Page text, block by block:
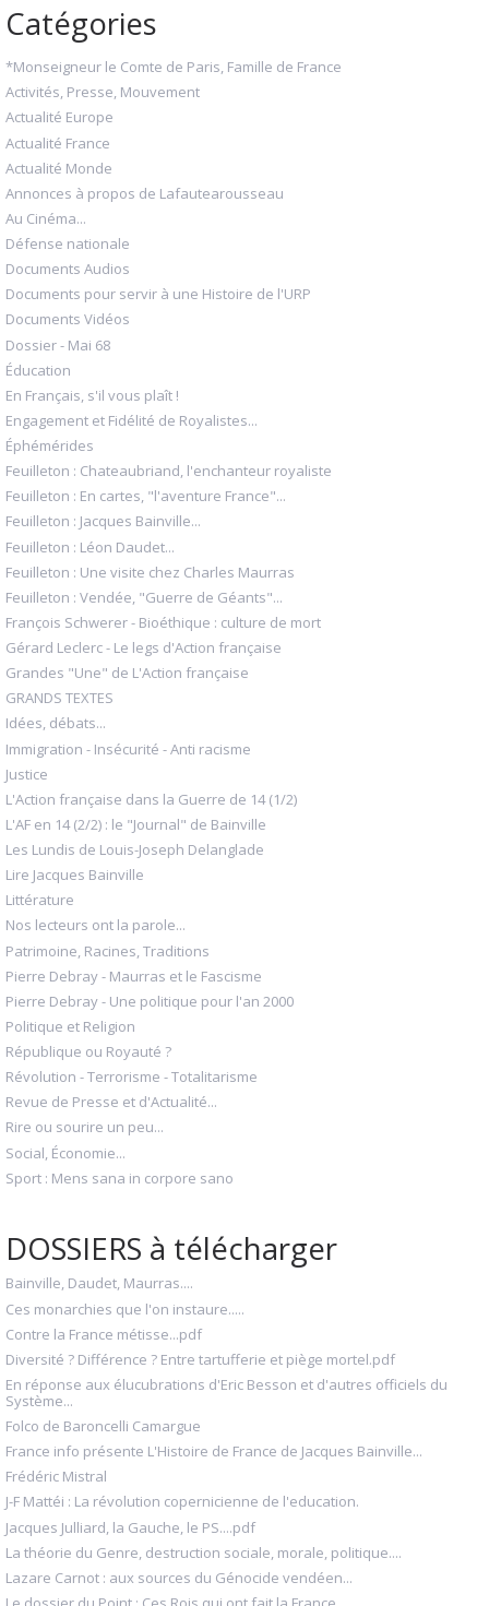
Catégories
*Monseigneur le Comte de Paris, Famille de France
Activités, Presse, Mouvement
Actualité Europe
Actualité France
Actualité Monde
Annonces à propos de Lafautearousseau
Au Cinéma...
Défense nationale
Documents Audios
Documents pour servir à une Histoire de l'URP
Documents Vidéos
Dossier - Mai 68
Éducation
En Français, s'il vous plaît !
Engagement et Fidélité de Royalistes...
Éphémérides
Feuilleton : Chateaubriand, l'enchanteur royaliste
Feuilleton : En cartes, "l'aventure France"...
Feuilleton : Jacques Bainville...
Feuilleton : Léon Daudet...
Feuilleton : Une visite chez Charles Maurras
Feuilleton : Vendée, "Guerre de Géants"...
François Schwerer - Bioéthique : culture de mort
Gérard Leclerc - Le legs d'Action française
Grandes "Une" de L'Action française
GRANDS TEXTES
Idées, débats...
Immigration - Insécurité - Anti racisme
Justice
L'Action française dans la Guerre de 14 (1/2)
L'AF en 14 (2/2) : le "Journal" de Bainville
Les Lundis de Louis-Joseph Delanglade
Lire Jacques Bainville
Littérature
Nos lecteurs ont la parole...
Patrimoine, Racines, Traditions
Pierre Debray - Maurras et le Fascisme
Pierre Debray - Une politique pour l'an 2000
Politique et Religion
République ou Royauté ?
Révolution - Terrorisme - Totalitarisme
Revue de Presse et d'Actualité...
Rire ou sourire un peu...
Social, Économie...
Sport : Mens sana in corpore sano
DOSSIERS à télécharger
Bainville, Daudet, Maurras....
Ces monarchies que l'on instaure.....
Contre la France métisse...pdf
Diversité ? Différence ? Entre tartufferie et piège mortel.pdf
En réponse aux élucubrations d'Eric Besson et d'autres officiels du
Système...
Folco de Baroncelli Camargue
France info présente L'Histoire de France de Jacques Bainville...
Frédéric Mistral
J-F Mattéi : La révolution copernicienne de l'education.
Jacques Julliard, la Gauche, le PS....pdf
La théorie du Genre, destruction sociale, morale, politique....
Lazare Carnot : aux sources du Génocide vendéen...